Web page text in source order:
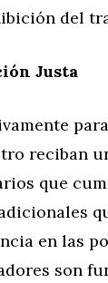
del
Justa
reciban
que
en las
son